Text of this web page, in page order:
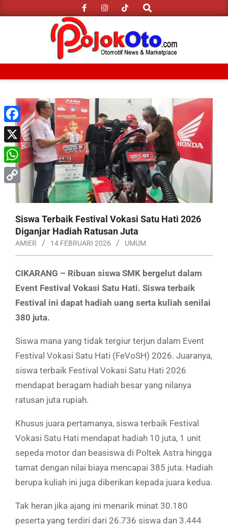
to
Search
Navigation
Menu
Siswa Terbaik Festival Vokasi Satu Hati 2026
Diganjar Hadiah Ratusan Juta
AMIER 14 FEBRUARI 2026 UMUM
CIKARANG – Ribuan siswa SMK bergelut dalam
Event Festival Vokasi Satu Hati. Siswa terbaik
Festival ini dapat hadiah uang serta kuliah senilai
380 juta.
Siswa mana yang tidak tergiur terjun dalam Event
Festival Vokasi Satu Hati (FeVoSH) 2026. Juaranya,
siswa terbaik Festival Vokasi Satu Hati 2026
mendapat beragam hadiah besar yang nilanya
ratusan juta rupiah.
Khusus juara pertamanya, siswa terbaik Festival
Vokasi Satu Hati mendapat hadiah 10 juta, 1 unit
sepeda motor dan beasiswa di Poltek Astra hingga
tamat dengan nilai biaya mencapai 385 juta. Hadiah
berupa kuliah ini juga diberikan kepada juara kedua.
Tak heran jika ajang ini menarik minat 30.180
peserta yang terdiri dari 26.736 siswa dan 3.444
Facebook
X
WhatsApp
Copy